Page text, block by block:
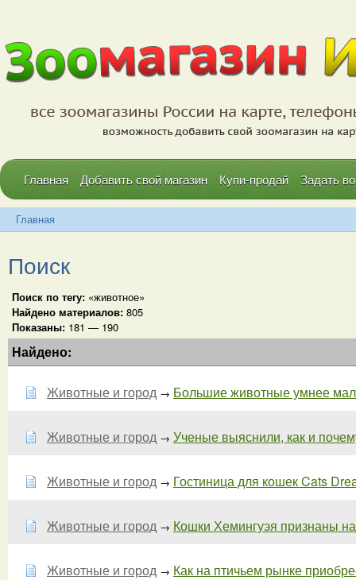
Главная Добавить свой магазин Купи-продай Задать
Главная
Поиск
Поиск по тегу: «животное»
Найдено материалов: 805
Показаны: 181 — 190
Найдено:
Животные и город → Большие животные умнее
Животные и город → Ученые выяснили, как и
Животные и город → Гостиница для кошек Cats
Животные и город → Кошки Хемингуэя признаны
Животные и город → Как на птичьем рынке